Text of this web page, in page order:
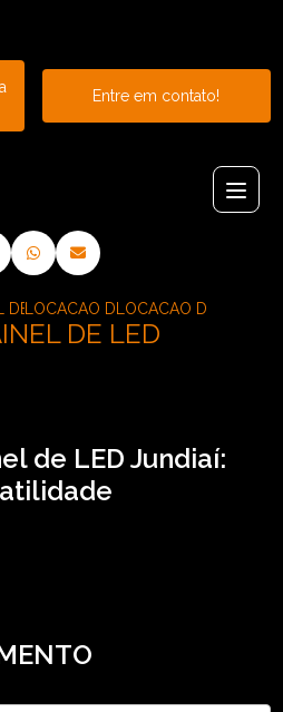
Entre em contato!
DE PAINEL
LOCACAO DE PAINEL DE LED
LOCACAO DE PAINEL
DE LED
de LED Jundiaí: